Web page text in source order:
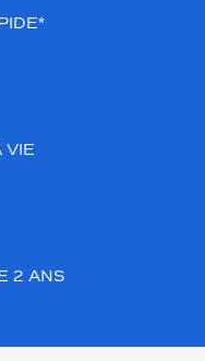
VIE
2 ANS